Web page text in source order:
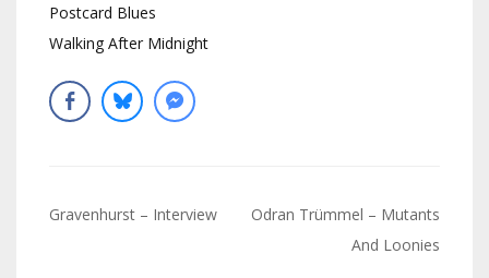
Postcard Blues
Walking After Midnight
Navigation
Gravenhurst – Interview
Odran Trümmel – Mutants
And Loonies